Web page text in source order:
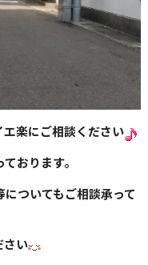
楽にご相談ください
おります。
ついてもご相談承って
さい